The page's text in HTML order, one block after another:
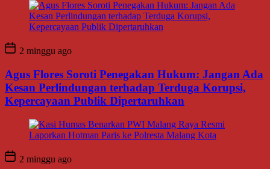
2 minggu ago
Agus Flores Soroti Penegakan Hukum: Jangan Ada
Kesan Perlindungan terhadap Terduga Korupsi,
Kepercayaan Publik Dipertaruhkan
2 minggu ago